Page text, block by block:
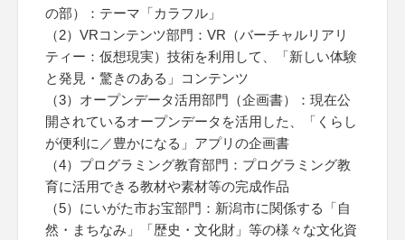
の部）：テーマ「カラフル」
（2）VRコンテンツ部門：VR（バーチャルリアリ
ティー：仮想現実）技術を利用して、「新しい体験
と発見・驚きのある」コンテンツ
（3）オープンデータ活用部門（企画書）：現在公
開されているオープンデータを活用した、「くらし
が便利に／豊かになる」アプリの企画書
（4）プログラミング教育部門：プログラミング教
育に活用できる教材や素材等の完成作品
（5）にいがた市お宝部門：新潟市に関係する「自
然・まちなみ」「歴史・文化財」等の様々な文化資